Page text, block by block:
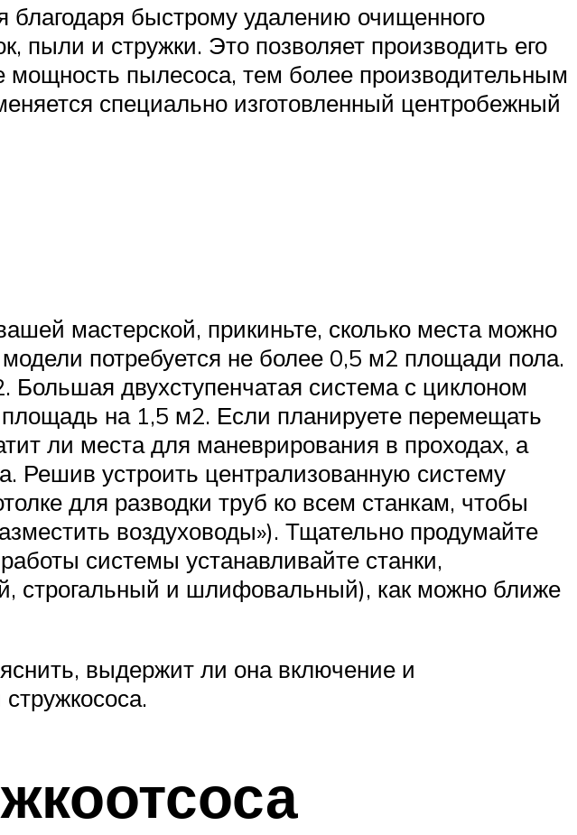
благодаря быстрому удалению очищенного
пыли и стружки. Это позволяет производить его
пылесоса, тем более производительным
специально изготовленный центробежный
мастерской, прикиньте, сколько места можно
потребуется не более 0,5 м2 площади пола.
двухступенчатая система с циклоном
на 1,5 м2. Если планируете перемещать
ли места для маневрирования в проходах, а
Решив устроить централизованную систему
для разводки труб ко всем станкам, чтобы
воздуховоды»). Тщательно продумайте
системы устанавливайте станки,
строгальный и шлифовальный), как можно ближе
выдержит ли она включение и